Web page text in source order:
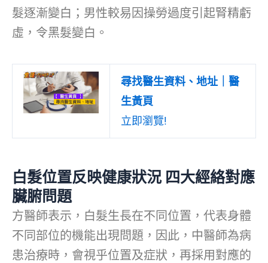
髮逐漸變白；男性較易因操勞過度引起腎精虧
虛，令黑髮變白。
尋找醫生資料、地址｜醫
生黃頁
立即瀏覽!
白髮位置反映健康狀況 四大經絡對應
臟腑問題
方醫師表示，白髮生長在不同位置，代表身體
不同部位的機能出現問題，因此，中醫師為病
患治療時，會視乎位置及症狀，再採用對應的